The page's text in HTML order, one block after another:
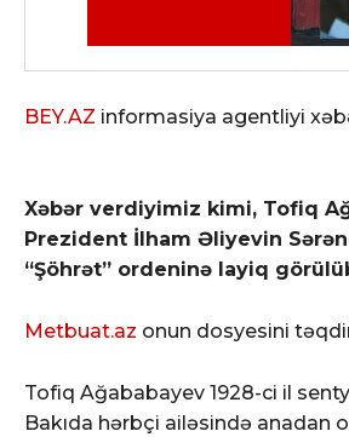
BEY.AZ informasiya agentliyi
Xəbər verdiyimiz kimi, Tofiq
Prezident İlham Əliyevin
“Şöhrət” ordeninə layiq
Metbuat.az onun dosyesini
Tofiq Ağababayev 1928-ci il
Bakıda hərbçi ailəsində anadan